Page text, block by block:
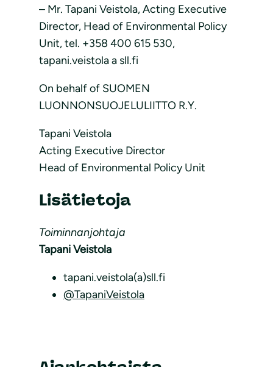
– Mr. Tapani Veistola, Acting Executive
Director, Head of Environmental Policy
Unit, tel. +358 400 615 530,
tapani.veistola a sll.fi
On behalf of SUOMEN
LUONNONSUOJELULIITTO R.Y.
Tapani Veistola
Acting Executive Director
Head of Environmental Policy Unit
Lisätietoja
Toiminnanjohtaja
Tapani Veistola
tapani.veistola(a)sll.fi
@TapaniVeistola